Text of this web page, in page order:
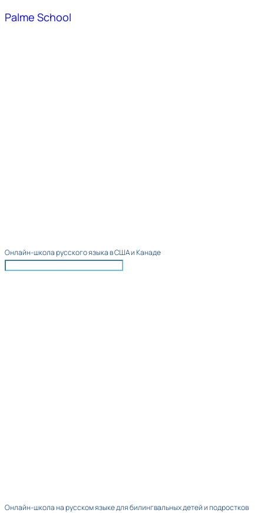
Palme School
Онлайн-школа русского языка в США и Канаде​
Онлайн-школа на русском языке для билингвальных детей и подростков